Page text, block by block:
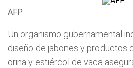
AFP
Un organismo gubernamental
diseño de jabones y productos
orina y estiércol de vaca